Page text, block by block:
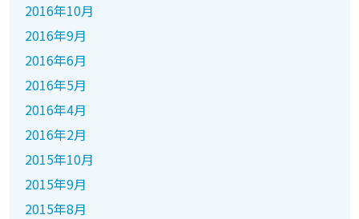
2016年10月
2016年9月
2016年6月
2016年5月
2016年4月
2016年2月
2015年10月
2015年9月
2015年8月